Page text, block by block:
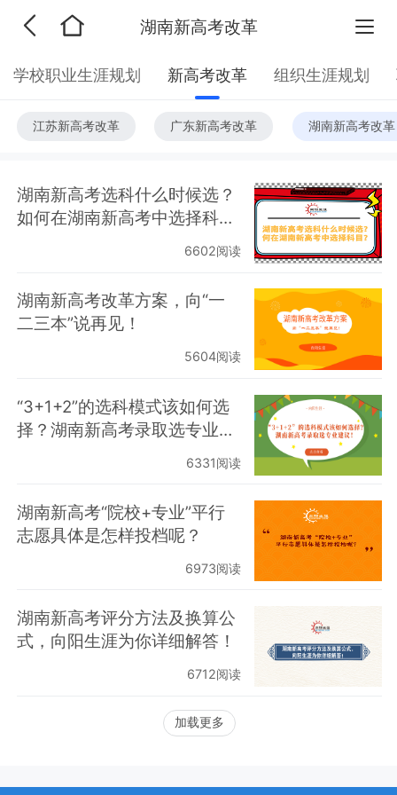
湖南新高考改革
学校职业生涯规划 新高考改革 组织生涯规划
江苏新高考改革 广东新高考改革 湖南新高考改革
湖南新高考选科什么时候选？
如何在湖南新高考中选择科
6602阅读
湖南新高考改革方案，向“一
二三本”说再见！
5604阅读
“3+1+2”的选科模式该如何选
择？湖南新高考录取选专业建
6331阅读
湖南新高考“院校+专业”平行
志愿具体是怎样投档呢？
6973阅读
湖南新高考评分方法及换算公
式，向阳生涯为你详细解答！
6712阅读
加载更多